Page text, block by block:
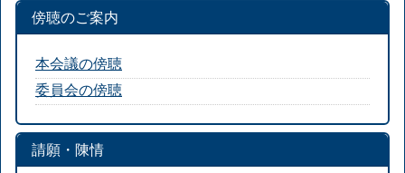
傍聴のご案内
本会議の傍聴
委員会の傍聴
請願・陳情